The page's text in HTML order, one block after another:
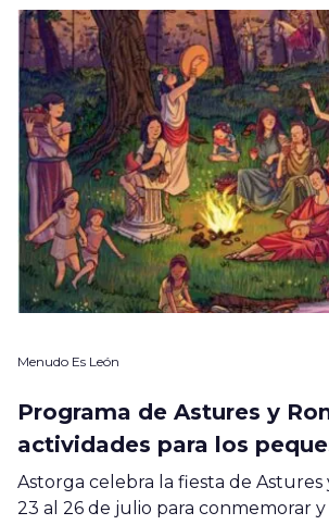
Menudo Es León
Programa de Astures y
actividades para los
Astorga celebra la fiesta de Astures
23 al 26 de julio para conmemorar